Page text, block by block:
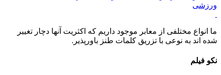
ورزشی
ما انواع مختلفی از معابر موجود داریم که اکثریت آنها دچار تغییر
شده اند به نوعی با تزریق کلمات طنز باورپذیر.
نکو فیلم